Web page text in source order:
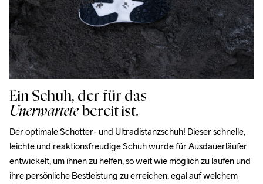
Ein Schuh, der für das
Unerwartetebereit ist.
Der optimale Schotter- und Ultradistanzschuh! Dieser schnelle,
leichte und reaktionsfreudige Schuh wurde für Ausdauerläufer
entwickelt, um ihnen zu helfen, so weit wie möglich zu laufen und
ihre persönliche Bestleistung zu erreichen, egal auf welchem